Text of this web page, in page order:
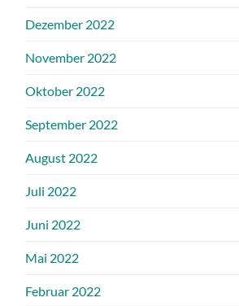
Dezember 2022
November 2022
Oktober 2022
September 2022
August 2022
Juli 2022
Juni 2022
Mai 2022
Februar 2022